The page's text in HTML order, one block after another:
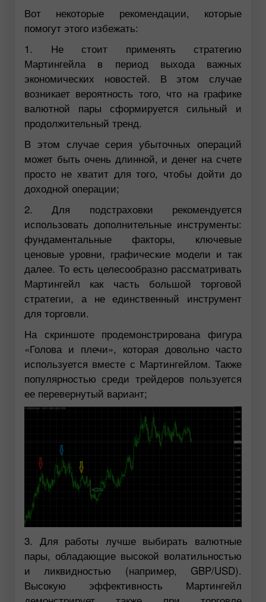
Вот некоторые рекомендации, которые
помогут этого избежать:
1. Не стоит применять стратегию
Мартингейла в период выхода важных
экономических новостей. В этом случае
возникает вероятность того, что на графике
валютной пары сформируется сильный и
продолжительный тренд.
В этом случае серия убыточных операций
может быть очень длинной, и денег на счете
просто не хватит для того, чтобы дойти до
доходной операции;
2. Для подстраховки рекомендуется
использовать дополнительные инструменты:
фундаментальные факторы, ключевые
ценовые уровни, графические модели и так
далее. То есть целесообразно рассматривать
Мартингейл как часть большой торговой
стратегии, а не единственный инструмент
для торговли.
На скриншоте продемонстрирована фигура
«Голова и плечи», которая довольно часто
используется вместе с Мартингейлом. Также
популярностью среди трейдеров пользуется
ее перевернутый вариант;
3. Для работы лучше выбирать валютные
пары, обладающие высокой волатильностью
и ликвидностью (например, GBP/USD).
Высокую эффективность Мартингейл